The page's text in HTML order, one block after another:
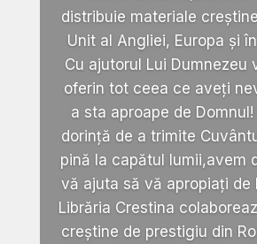
distribuie materiale
Unit al Angliei, Europa și
Cu ajutorul Lui Dumnezeu
oferin tot ceea ce aveți
a sta aproape de
dorință de a trimite
pină la capătul lumii,avem
vă ajuta să vă apropiați de
Librăria Crestina
creștine de prestigiu din